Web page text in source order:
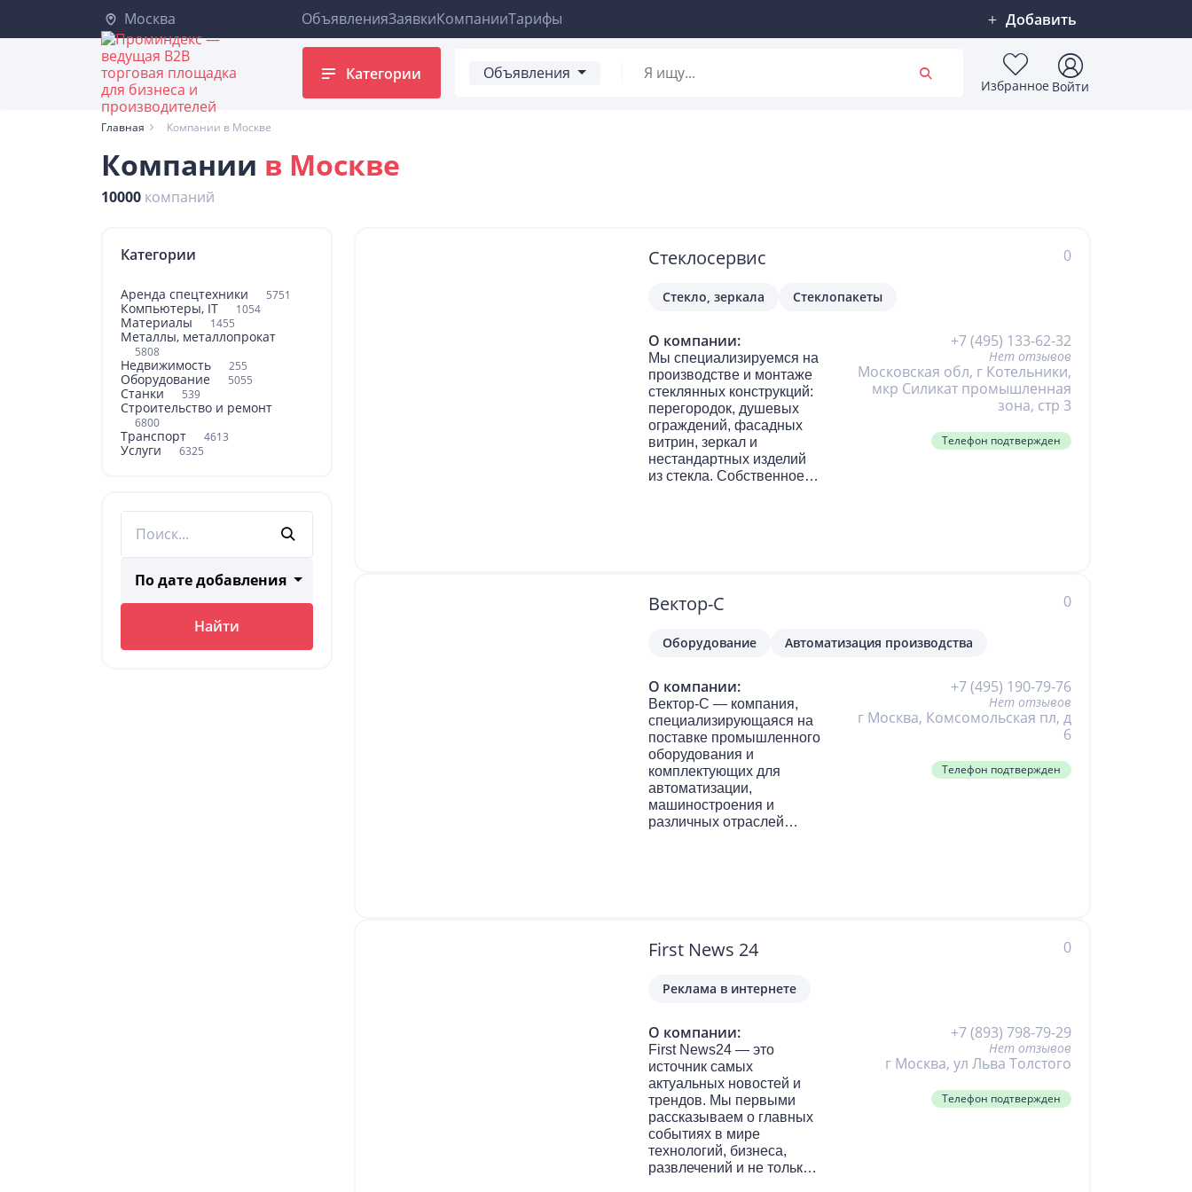
Москва ОбъявленияЗаявкиКомпанииТарифы Добавить
Категории Объявления
Избранное Войти
Главная Компании в Москве
Компании в Москве
10000 компаний
Категории
Аренда спецтехники 5751
Компьютеры, IT 1054
Материалы 1455
Металлы, металлопрокат
5808
Недвижимость 255
Оборудование 5055
Станки 539
Строительство и ремонт
6800
Транспорт 4613
Услуги 6325
По дате добавления
Найти
Стеклосервис
Стекло, зеркала Стеклопакеты
0
О компании:
Мы специализируемся на
производстве и монтаже
стеклянных конструкций:
перегородок, душевых
ограждений, фасадных
витрин, зеркал и
нестандартных изделий
из стекла. Собственное
триплексом, лакобелем и
Принимаем заказы от
студий и строительных
компаний. Выезд
замерщика по Москве
бесплатно в день
обращения.
+7 (495) 133-62-32
Нет отзывов
Московская обл, г Котельники,
мкр Силикат промышленная
зона, стр 3
Телефон подтвержден
Вектор-С
Оборудование Автоматизация производства
0
О компании:
Вектор-С — компания,
специализирующаяся на
поставке промышленного
оборудования и
комплектующих для
автоматизации,
машиностроения и
различных отраслей
решениями, включая
поставку датчиков, реле,
модулей, кнопок
выключателей, а также
компонентов гидравлики
и позиционеров.
Компания предлагает
широкий ассортимент
датчиков: безопасности,
давления, температуры,
уровня, расхода,
вибрации и состояния,
скорости и вращения,
+7 (495) 190-79-76
Нет отзывов
г Москва, Комсомольская пл, д
6
Телефон подтвержден
First News 24
Реклама в интернете
0
О компании:
First News24 — это
источник самых
актуальных новостей и
трендов. Мы первыми
рассказываем о главных
событиях в мире
технологий, бизнеса,
развлечений и не только.
+7 (893) 798-79-29
Нет отзывов
г Москва, ул Льва Толстого
Телефон подтвержден